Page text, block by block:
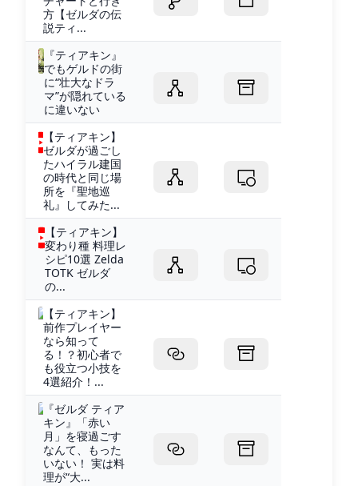
方【ゼルダの伝
説ティ...
『ティアキン』
でもゲルドの街
に“壮大なドラ
マ”が隠れている
に違いない
【ティアキン】
ゼルダが過ごし
たハイラル建国
の時代と同じ場
所を『聖地巡
礼』してみた...
【ティアキン】
変わり種 料理レ
シピ10選 Zelda
TOTK ゼルダ
の...
【ティアキン】
前作プレイヤー
なら知って
る！？初心者で
も役立つ小技を
4選紹介！...
『ゼルダ ティア
キン』「赤い
月」を寝過ごす
なんて、もった
いない！ 実は料
理が“大...